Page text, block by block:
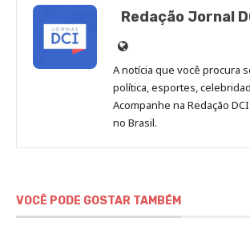
Redação Jornal
Site
de
Redação
Jornal
DCI
A notícia que você procura
política, esportes,
Acompanhe na Redação
no Brasil.
VOCÊ PODE GOSTAR TAMBÉM